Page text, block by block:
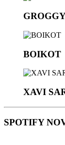
BOIKOT
XAVI
SPOTIFY